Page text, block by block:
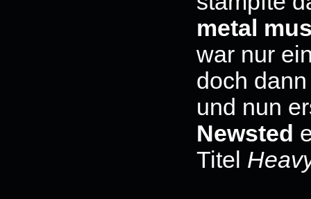
metal
war nur
doch
und nun
Newsted
Titel